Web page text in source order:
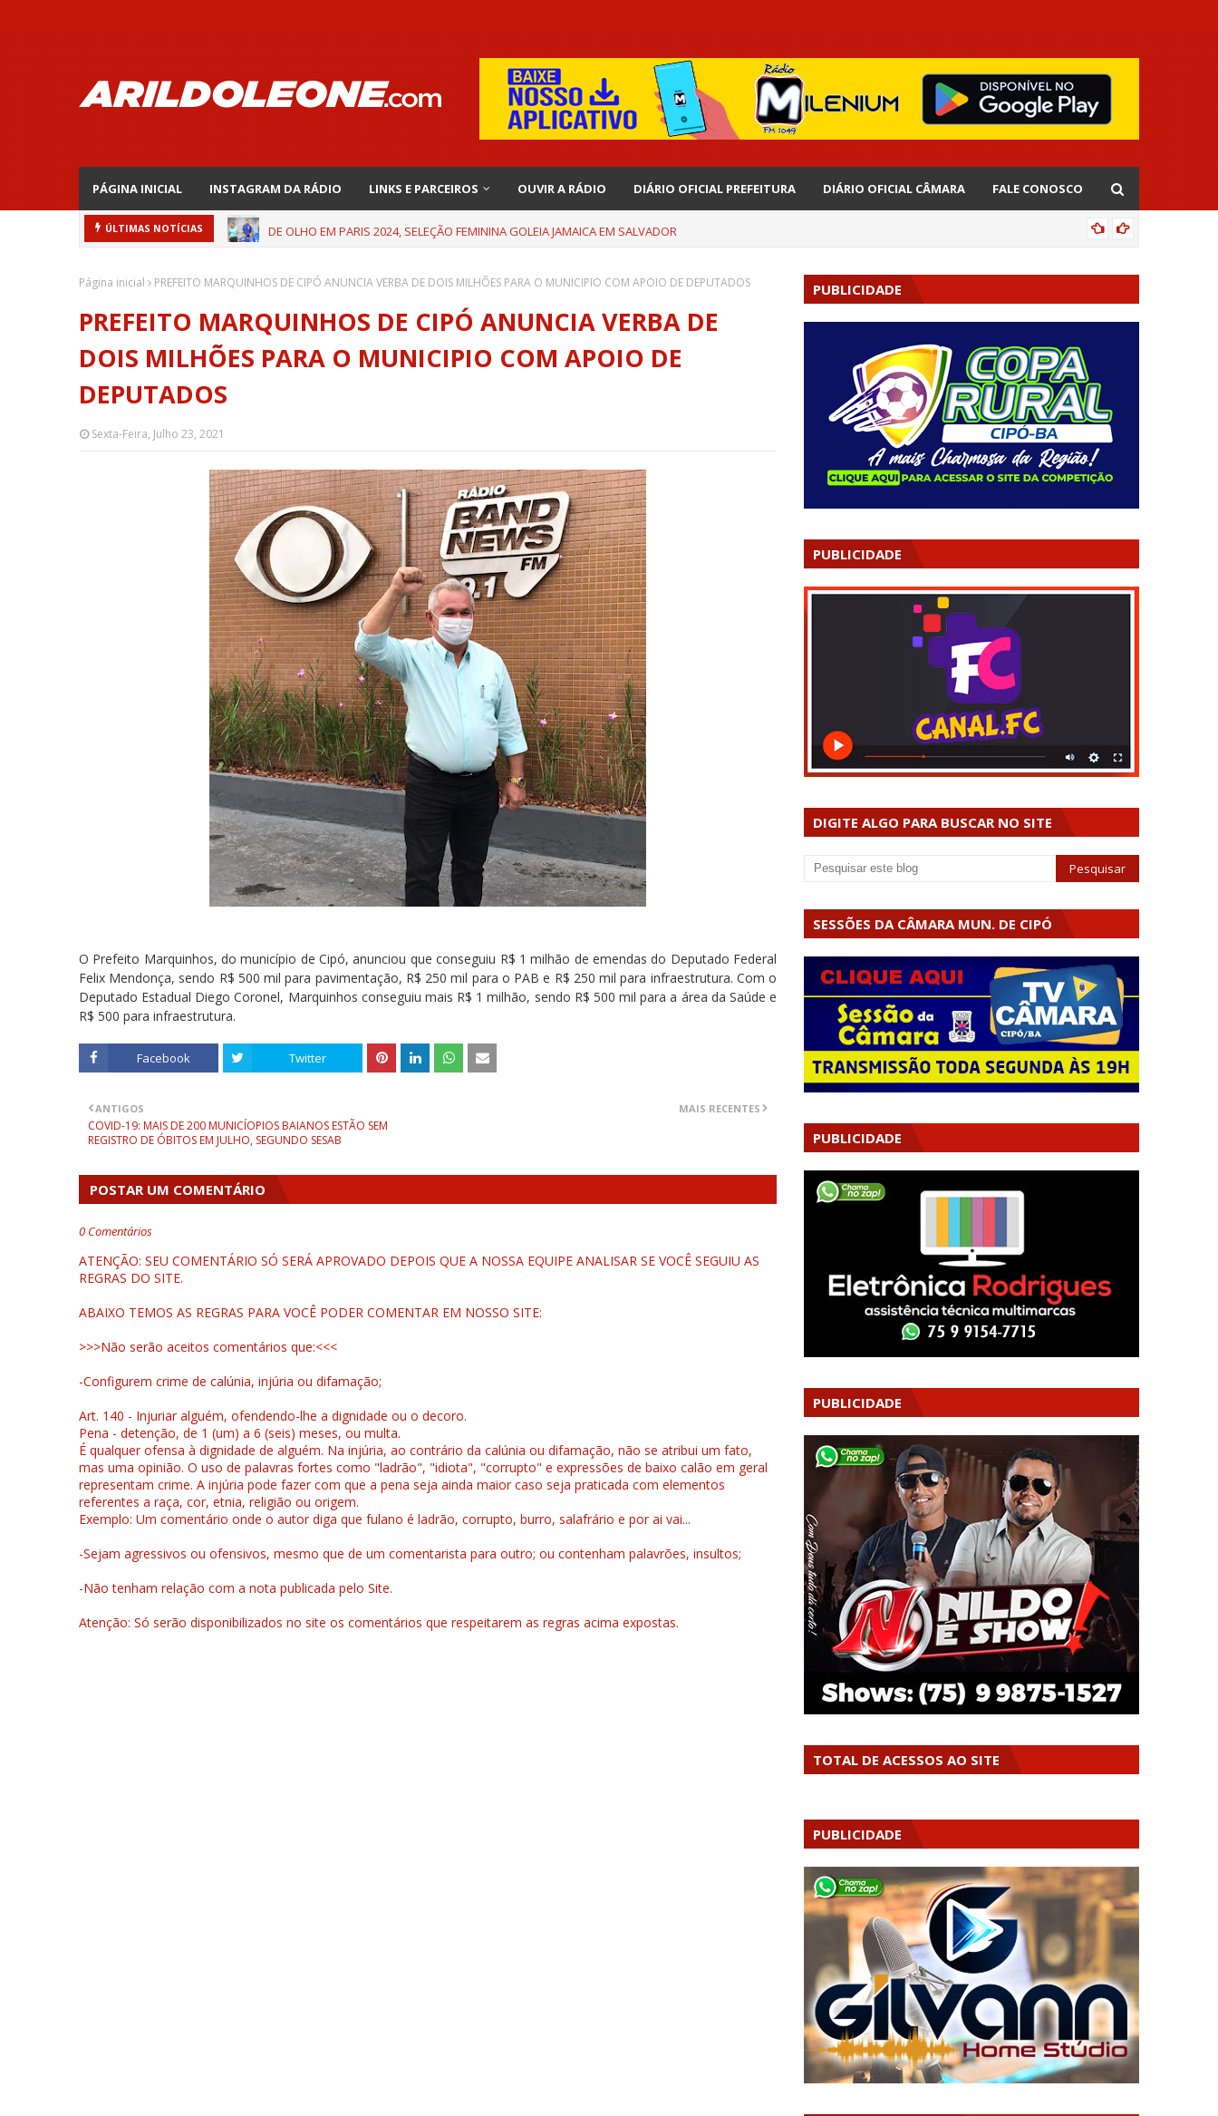
PÁGINA INICIAL INSTAGRAM DA RÁDIO LINKS E PARCEIROS OUVIR A RÁDIO DIÁRIO OFICIAL PREFEITURA DIÁRIO OFICIAL CÂMARA FALE CONOSCO
ÚLTIMAS NOTÍCIAS DE OLHO EM PARIS 2024, SELEÇÃO FEMININA GOLEIA JAMAICA EM SALVADOR
Página inicial PREFEITO MARQUINHOS DE CIPÓ ANUNCIA VERBA DE DOIS MILHÕES PARA O MUNICIPIO COM APOIO DE DEPUTADOS
PREFEITO MARQUINHOS DE CIPÓ ANUNCIA VERBA DE
DOIS MILHÕES PARA O MUNICIPIO COM APOIO DE
DEPUTADOS
Sexta-Feira, Julho 23, 2021
O Prefeito Marquinhos, do município de Cipó, anunciou que conseguiu R$ 1 milhão de emendas do Deputado Federal
Felix Mendonça, sendo R$ 500 mil para pavimentação, R$ 250 mil para o PAB e R$ 250 mil para infraestrutura. Com o
Deputado Estadual Diego Coronel, Marquinhos conseguiu mais R$ 1 milhão, sendo R$ 500 mil para a área da Saúde e
R$ 500 para infraestrutura.
Facebook Twitter
MAIS RECENTES
ANTIGOS
COVID-19: MAIS DE 200 MUNICÍOPIOS BAIANOS ESTÃO SEM
REGISTRO DE ÓBITOS EM JULHO, SEGUNDO SESAB
POSTAR UM COMENTÁRIO
0 Comentários
ATENÇÃO: SEU COMENTÁRIO SÓ SERÁ APROVADO DEPOIS QUE A NOSSA EQUIPE ANALISAR SE VOCÊ SEGUIU AS
REGRAS DO SITE.
ABAIXO TEMOS AS REGRAS PARA VOCÊ PODER COMENTAR EM NOSSO SITE:
>>>Não serão aceitos comentários que:<<<
-Configurem crime de calúnia, injúria ou difamação;
Art. 140 - Injuriar alguém, ofendendo-lhe a dignidade ou o decoro.
Pena - detenção, de 1 (um) a 6 (seis) meses, ou multa.
É qualquer ofensa à dignidade de alguém. Na injúria, ao contrário da calúnia ou difamação, não se atribui um fato,
mas uma opinião. O uso de palavras fortes como "ladrão", "idiota", "corrupto" e expressões de baixo calão em geral
representam crime. A injúria pode fazer com que a pena seja ainda maior caso seja praticada com elementos
referentes a raça, cor, etnia, religião ou origem.
Exemplo: Um comentário onde o autor diga que fulano é ladrão, corrupto, burro, salafrário e por ai vai...
-Sejam agressivos ou ofensivos, mesmo que de um comentarista para outro; ou contenham palavrões, insultos;
-Não tenham relação com a nota publicada pelo Site.
Atenção: Só serão disponibilizados no site os comentários que respeitarem as regras acima expostas.
PUBLICIDADE
PUBLICIDADE
DIGITE ALGO PARA BUSCAR NO SITE
SESSÕES DA CÂMARA MUN. DE CIPÓ
PUBLICIDADE
PUBLICIDADE
TOTAL DE ACESSOS AO SITE
PUBLICIDADE